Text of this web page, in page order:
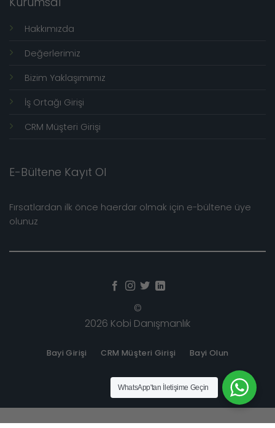
Hakkımızda
Değerlerimiz
Bizim Yaklaşımımız
İş Ortağı Girişi
CRM Müşteri Girişi
E-Bültene Kayıt Ol
Fırsatlardan ilk önce haerdar olmak için e-bültene üye
olunuz
©
2026 Kobi Danışmanlık
Bayi Girişi CRM Müşteri Girişi Bayi Olun
WhatsApp'tan İletişime Geçin